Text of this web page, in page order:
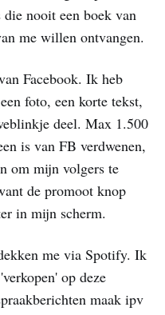
nooit een boek van
me willen ontvangen.
Facebook. Ik heb
foto, een korte tekst,
deel. Max 1.500
is van FB verdwenen,
om mijn volgers te
de promoot knop
in mijn scherm.
me via Spotify. Ik
op deze
maak ipv